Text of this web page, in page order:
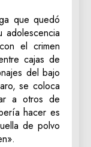
que quedó
adolescencia
el crimen
cajas de
del bajo
se coloca
a otros de
hacer es
de polvo